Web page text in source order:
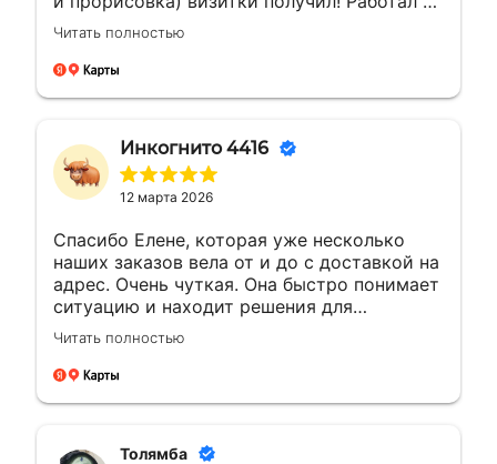
менеджером Еленой. Ей отдельная
благодарность за мгновенные ответы и
полное сопровождение заказа!
Читать полностью
Инкогнито 4416
12 марта 2026
Спасибо Елене, которая уже несколько
наших заказов вела от и до с доставкой на
адрес. Очень чуткая. Она быстро понимает
ситуацию и находит решения для
возникающих вопросов.Это заслуживает
уважения. Будущие компании с такими
сотрудниками всегда на высоте будут
Читать полностью
Толямба